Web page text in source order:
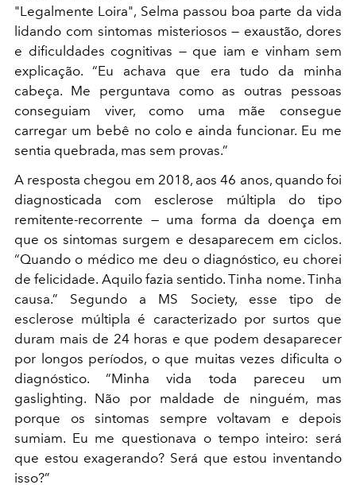
"Legalmente Loira", Selma passou boa parte da vida
lidando com sintomas misteriosos — exaustão, dores
e dificuldades cognitivas — que iam e vinham sem
explicação. “Eu achava que era tudo da minha
cabeça. Me perguntava como as outras pessoas
conseguiam viver, como uma mãe consegue
carregar um bebê no colo e ainda funcionar. Eu me
sentia quebrada, mas sem provas.”
A resposta chegou em 2018, aos 46 anos, quando foi
diagnosticada com esclerose múltipla do tipo
remitente-recorrente — uma forma da doença em
que os sintomas surgem e desaparecem em ciclos.
“Quando o médico me deu o diagnóstico, eu chorei
de felicidade. Aquilo fazia sentido. Tinha nome. Tinha
causa.” Segundo a MS Society, esse tipo de
esclerose múltipla é caracterizado por surtos que
duram mais de 24 horas e que podem desaparecer
por longos períodos, o que muitas vezes dificulta o
diagnóstico. “Minha vida toda pareceu um
gaslighting. Não por maldade de ninguém, mas
porque os sintomas sempre voltavam e depois
sumiam. Eu me questionava o tempo inteiro: será
que estou exagerando? Será que estou inventando
isso?”